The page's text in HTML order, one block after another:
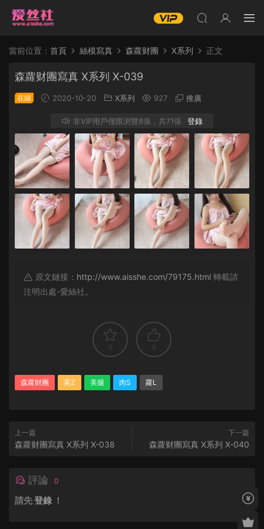
當前位置： 首頁 絲模寫真 森蘿财團 X系列 正文
森蘿财團寫真 X系列 X-039
在線 2020-10-20 X系列 927 推廣
非VIP用戶僅限浏覽8張，共71張 登錄
原文鏈接： http://www.aisshe.com/79175.html 轉載請
注明出處-愛絲社。
0 0
森蘿财團 美Z 美腿 肉S 蘿L
上一篇
森蘿财團寫真 X系列 X-038
下一篇
森蘿财團寫真 X系列 X-040
評論 0
請先登錄 ！